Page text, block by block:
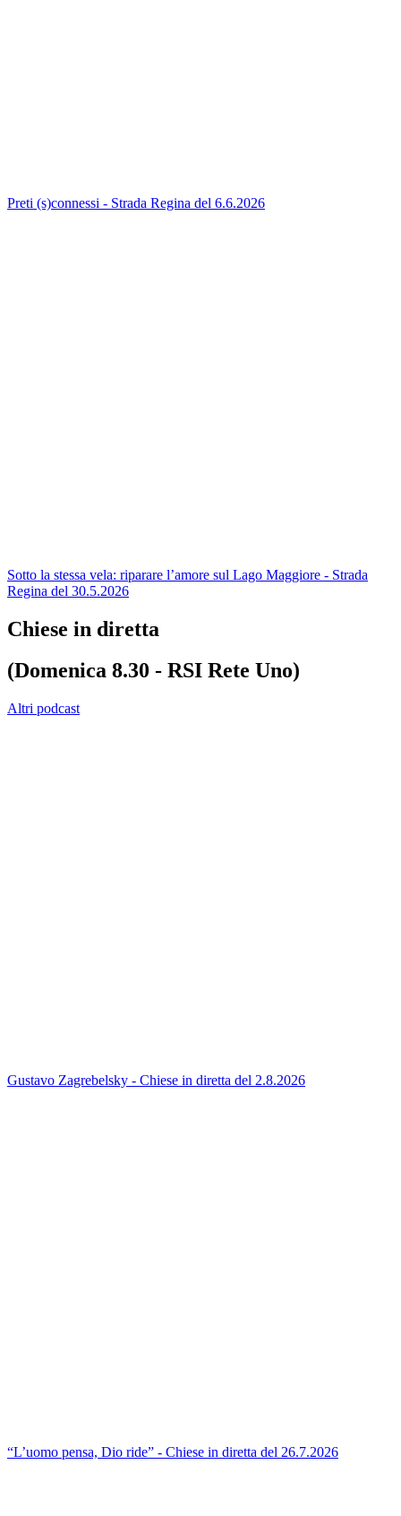
Preti (s)connessi - Strada Regina del 6.6.2026
Sotto la stessa vela: riparare l’amore sul Lago Maggiore - Strada
Regina del 30.5.2026
Chiese in diretta
(Domenica 8.30 - RSI Rete Uno)
Altri podcast
Gustavo Zagrebelsky - Chiese in diretta del 2.8.2026
“L’uomo pensa, Dio ride” - Chiese in diretta del 26.7.2026